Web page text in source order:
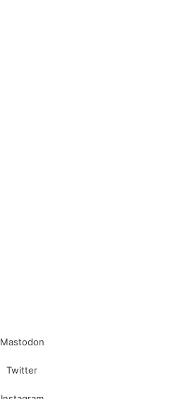
Mastodon
Twitter